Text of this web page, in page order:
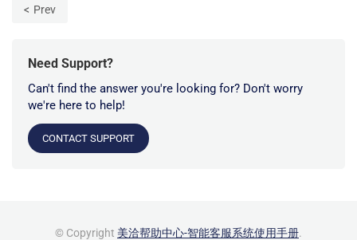
Prev
Need Support?
Can't find the answer you're looking for? Don't worry
we're here to help!
CONTACT SUPPORT
© Copyright 美洽帮助中心-智能客服系统使用手册.